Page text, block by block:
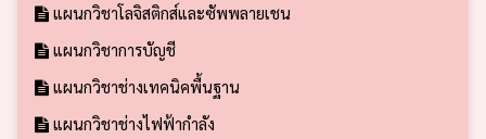
แผนกวิชาโลจิสติกส์และซัพพลายเชน
แผนกวิชาการบัญชี
แผนกวิชาช่างเทคนิคพื้นฐาน
แผนกวิชาช่างไฟฟ้ากำลัง